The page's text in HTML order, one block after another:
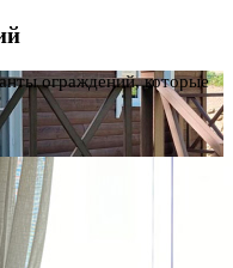
ограждений, которые